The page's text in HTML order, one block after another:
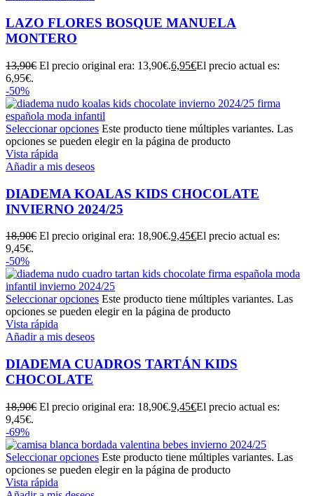
LAZO FLORES BOSQUE MANUELA
MONTERO
13,90€ El precio original era: 13,90€.6,95€El precio actual es:
6,95€.
-50%
Seleccionar opciones Este producto tiene múltiples variantes. Las
opciones se pueden elegir en la página de producto
Vista rápida
Añadir a mis deseos
DIADEMA KOALAS KIDS CHOCOLATE
INVIERNO 2024/25
18,90€ El precio original era: 18,90€.9,45€El precio actual es:
9,45€.
-50%
Seleccionar opciones Este producto tiene múltiples variantes. Las
opciones se pueden elegir en la página de producto
Vista rápida
Añadir a mis deseos
DIADEMA CUADROS TARTÁN KIDS
CHOCOLATE
18,90€ El precio original era: 18,90€.9,45€El precio actual es:
9,45€.
-69%
Seleccionar opciones Este producto tiene múltiples variantes. Las
opciones se pueden elegir en la página de producto
Vista rápida